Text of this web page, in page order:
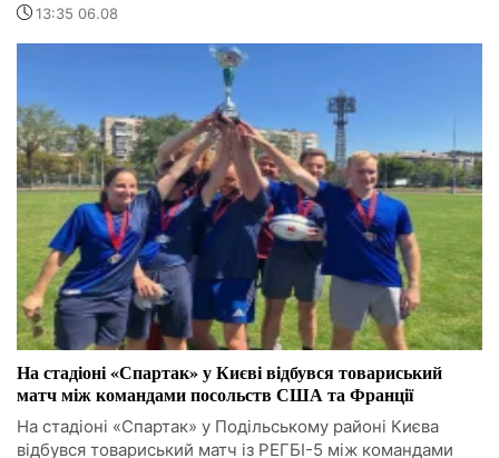
13:35 06.08
На стадіоні «Спартак» у Києві відбувся товариський
матч між командами посольств США та Франції
На стадіоні «Спартак» у Подільському районі Києва
відбувся товариський матч із РЕГБІ-5 між командами